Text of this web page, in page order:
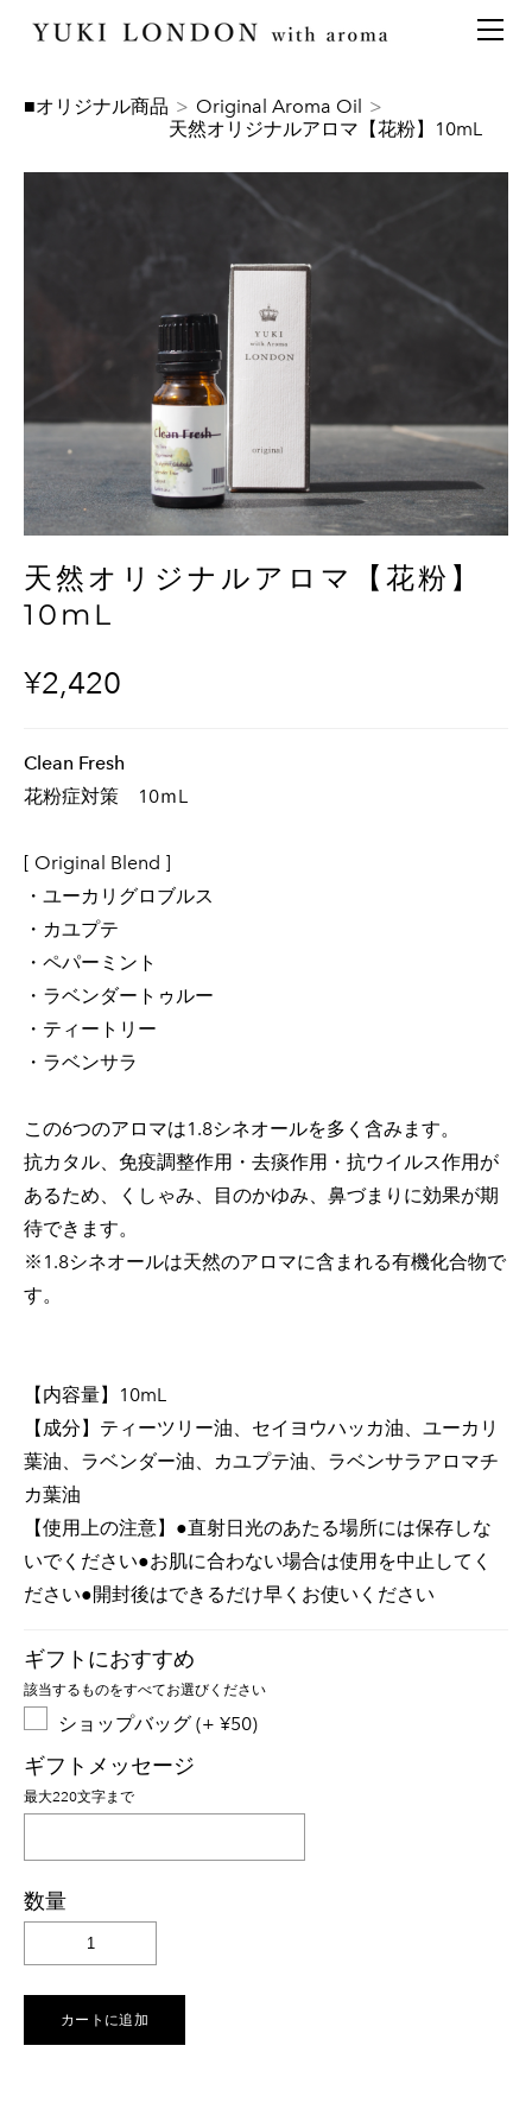
■オリジナル商品 > Original Aroma Oil >
天然オリジナルアロマ【花粉】10mL
天然オリジナルアロマ【花粉】
10mL
¥2,420
Clean Fresh
花粉症対策 10ｍL
[ Original Blend ]
・ユーカリグロブルス
・カユプテ
・ペパーミント
・ラベンダートゥルー
・ティートリー
・ラベンサラ
この6つのアロマは1.8シネオールを多く含みます。
抗カタル、免疫調整作用・去痰作用・抗ウイルス作用が
あるため、くしゃみ、目のかゆみ、鼻づまりに効果が期
待できます。
※1.8シネオールは天然のアロマに含まれる有機化合物で
す。
【内容量】10mL
【成分】ティーツリー油、セイヨウハッカ油、ユーカリ
葉油、ラベンダー油、カユプテ油、ラベンサラアロマチ
カ葉油
【使用上の注意】●直射日光のあたる場所には保存しな
いでください●お肌に合わない場合は使用を中止してく
ださい●開封後はできるだけ早くお使いください
ギフトにおすすめ
該当するものをすべてお選びください
ショップバッグ (+ ¥50)
ギフトメッセージ
最大220文字まで
数量
カートに追加
最新情報
メディア情報
イベント情報
アロマイベント／講習会
イベント
出張アロマ空間
アロマセレモニー《ゲスト参加型演出》
天然アロマ講座
aroma bar【完全会員制】
アロマ空間デザイン
アロマ空間導入の目的・メリット
お問い合わせ
アロマ空間無料体験お申込みフォーム
会社概要
代表の想い
ONLINE SHOP
香りの定期便
オリジナル商品
精油56種
名入れギフト
特別なギフトセレクション
アロマコラム